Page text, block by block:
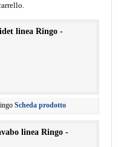
linea Ringo -
Scheda prodotto
linea Ringo -